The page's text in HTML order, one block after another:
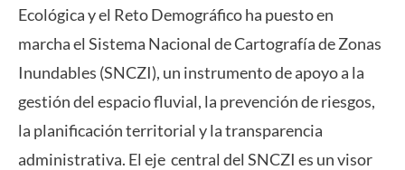
Ecológica y el Reto Demográfico ha puesto en
marcha el Sistema Nacional de Cartografía de Zonas
Inundables (SNCZI), un instrumento de apoyo a la
gestión del espacio fluvial, la prevención de riesgos,
la planificación territorial y la transparencia
administrativa. El eje central del SNCZI es un visor